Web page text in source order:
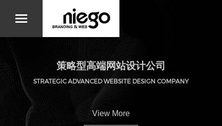
策略型高端网站设计公司
STRATEGIC ADVANCED WEBSITE DESIGN COMPANY
View More